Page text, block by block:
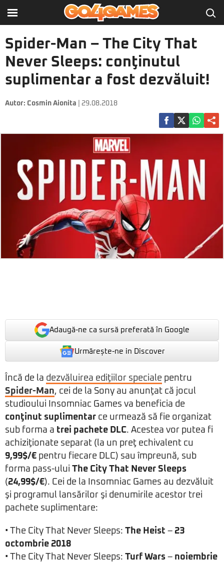
Spider-Man – The City That
Never Sleeps: conţinutul
suplimentar a fost dezvăluit!
Autor: Cosmin Aionita | 29.08.2018
Adaugă-ne ca sursă preferată în Google
Urmărește-ne in Discover
Încă de la dezvăluirea ediţiilor speciale pentru
Spider-Man, cei de la Sony au anunţat că jocul
studioului Insomniac Games va beneficia de
conţinut suplimentar ce urmează să fie organizat
sub forma a trei pachete DLC. Acestea vor putea fi
achiziţionate separat (la un preţ echivalent cu
9,99$/€ pentru fiecare DLC) sau împreună, sub
forma pass-ului The City That Never Sleeps
(24,99$/€). Cei de la Insomniac Games au dezvăluit
şi programul lansărilor şi denumirile acestor trei
pachete suplimentare:
• The City That Never Sleeps: The Heist – 23
octombrie 2018
• The City That Never Sleeps: Turf Wars – noiembrie